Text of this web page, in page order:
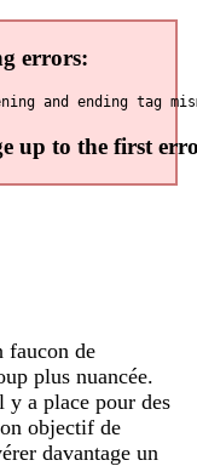
faucon de
plus nuancée.
y a place pour des
objectif de
davantage un